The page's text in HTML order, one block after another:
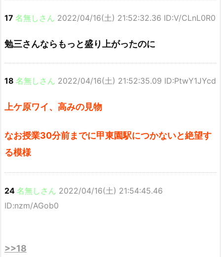
17 名無しさん 2022/04/16(土) 21:52:32.36 ID:V/CLnL0R0
勉三さんならもっと盛り上がったのに
18 名無しさん 2022/04/16(土) 21:52:35.09 ID:PtwY1JYcd
上ケ原ワイ、高みの見物
なお授業30分前までに甲東園駅につかないと絶望す
る模様
24 名無しさん 2022/04/16(土) 21:54:45.46
ID:nzm/AGob0
>>18